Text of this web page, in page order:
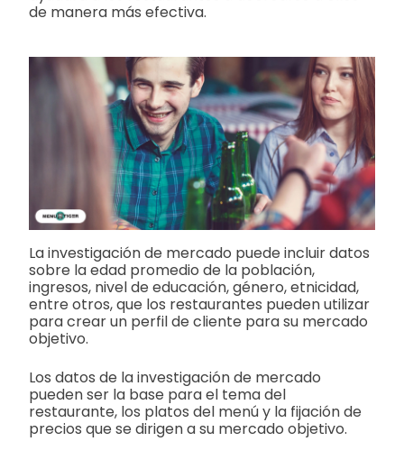
de manera más efectiva.
La investigación de mercado puede incluir datos
sobre la edad promedio de la población,
ingresos, nivel de educación, género, etnicidad,
entre otros, que los restaurantes pueden utilizar
para crear un perfil de cliente para su mercado
objetivo.
Los datos de la investigación de mercado
pueden ser la base para el tema del
restaurante, los platos del menú y la fijación de
precios que se dirigen a su mercado objetivo.